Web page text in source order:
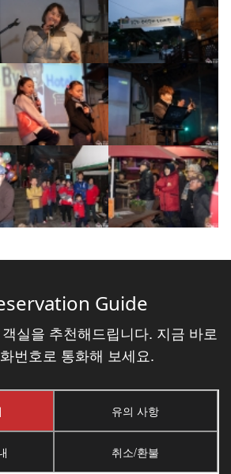
Guide
실을 추천해드립니다. 지금 바로
번호로 통화해 보세요.
유의 사항
취소/환불